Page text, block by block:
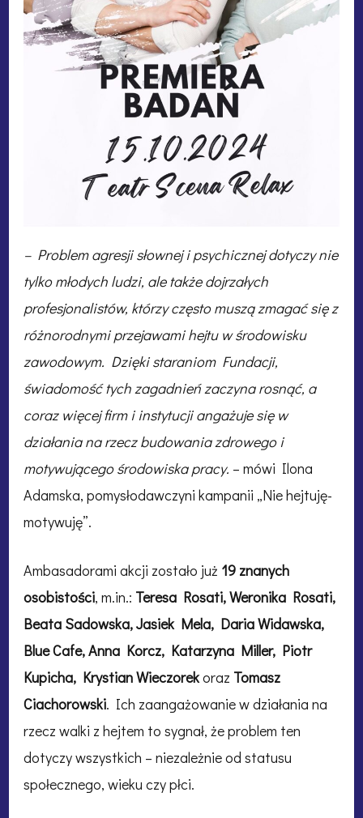
– Problem agresji słownej i psychicznej dotyczy nie
tylko młodych ludzi, ale także dojrzałych
profesjonalistów, którzy często muszą zmagać się z
różnorodnymi przejawami hejtu w środowisku
zawodowym. Dzięki staraniom Fundacji,
świadomość tych zagadnień zaczyna rosnąć, a
coraz więcej firm i instytucji angażuje się w
działania na rzecz budowania zdrowego i
motywującego środowiska pracy. – mówi Ilona
Adamska, pomysłodawczyni kampanii „Nie hejtuję-
motywuję”.
Ambasadorami akcji zostało już 19 znanych
osobistości, m.in.: Teresa Rosati, Weronika Rosati,
Beata Sadowska, Jasiek Mela, Daria Widawska,
Blue Cafe, Anna Korcz, Katarzyna Miller, Piotr
Kupicha, Krystian Wieczorekoraz Tomasz
Ciachorowski. Ich zaangażowanie w działania na
rzecz walki z hejtem to sygnał, że problem ten
dotyczy wszystkich – niezależnie od statusu
społecznego, wieku czy płci.